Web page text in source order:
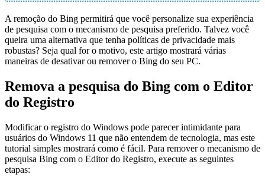
A remoção do Bing permitirá que você personalize sua experiência
de pesquisa com o mecanismo de pesquisa preferido. Talvez você
queira uma alternativa que tenha políticas de privacidade mais
robustas? Seja qual for o motivo, este artigo mostrará várias
maneiras de desativar ou remover o Bing do seu PC.
Remova a pesquisa do Bing com o Editor
do Registro
Modificar o registro do Windows pode parecer intimidante para
usuários do Windows 11 que não entendem de tecnologia, mas este
tutorial simples mostrará como é fácil. Para remover o mecanismo de
pesquisa Bing com o Editor do Registro, execute as seguintes
etapas: